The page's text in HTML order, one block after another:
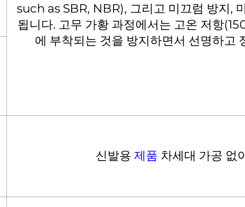
such as SBR, NBR), 그리고 미끄럼 방지,
됩니다. 고무 가황 과정에서는 고온 저항
에 부착되는 것을 방지하면서 선명하고
신발용 제품 차세대 가공 없